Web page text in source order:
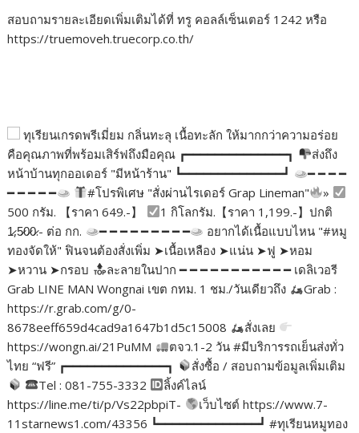
สอบถามรายละเอียดเพิ่มเติมได้ที่ ทรู คอลล์เซ็นเตอร์ 1242 หรือ
https://truemoveh.truecorp.co.th/
ทุเรียนเกรดพรีเมี่ยม กลิ่นทะลุ เนื้อทะลัก ให้มากกว่าความอร่อย
คือคุณภาพที่พร้อมเสิร์ฟถึงมือคุณ ┏━━━━━━━━━━━━━━┓
ส่งถึง
หน้าบ้านทุกออเดอร์ "มีหน้าร้าน" ┗━━━━━━━━━━━━━━┛
━ ━ ━ ━
━ ━ ━ ━ ━
#โปรพิเศษ "สั่งผ่านไรเดอร์ Grap Lineman"
»
500 กรัม. 【ราคา 649.-】
1 กิโลกรัม.【ราคา 1,199.-】ปกติ
1̷,5̷0̷0̷.- ต่อ กก.
━ ━ ━ ━ ━ ━ ━ ━ ━
อยากได้เนื้อแบบไหน "#หมู
ทองจัดให้" ฟินจนต้องสั่งเพิ่ม ➤เนื้อเหลือง ➤แน่น ➤ฟู ➤หอม
➤หวาน ➤กรอบ
ละลายในปาก ━ ━ ━ ━ ━ ━ ━ ━ ━ ━ ━ เดลิเวอรี
Grab LINE MAN Wongnai เขต กทม. 1 ชม./วันเดียวถึง
Grab :
https://r.grab.com/g/0-
8678eeff659d4cad9a1647b1d5c15008
สั่งเลย
https://wongn.ai/21PuMM
ตจว.1-2 วัน #มีบริการรถเย็นส่งทั่ว
ไทย “ฟรี” ┏━━━━━━━━━━━━━━┓
สั่งซื้อ / สอบถามข้อมูลเพิ่มเติม
Tel : 081-755-3332
ลิ้งค์ไลน์
https://line.me/ti/p/Vs22pbpiT-
เว็บไซต์ https://www.7-
11starnews1.com/43356 ┗━━━━━━━━━━━━━━┛ #ทุเรียนหมูทอง